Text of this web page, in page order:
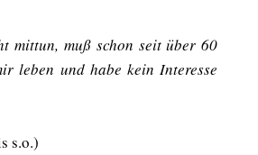
mittun, muß schon seit über 60
leben und habe kein Interesse
s.o.)